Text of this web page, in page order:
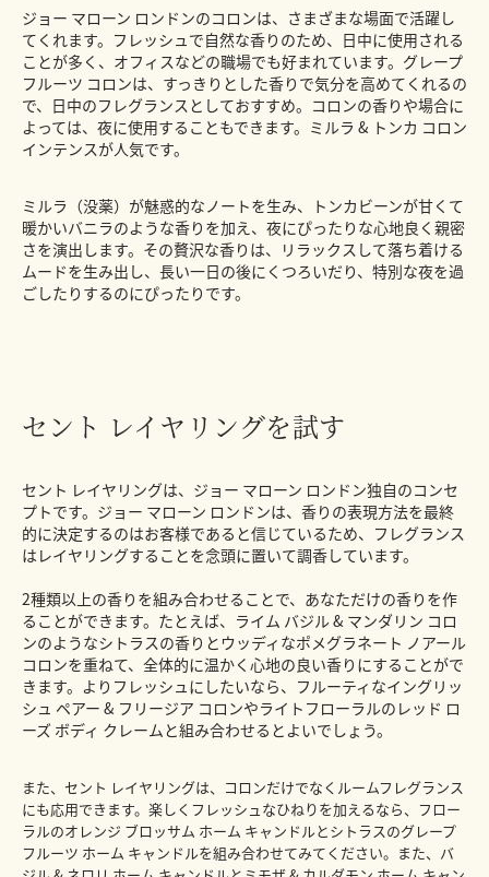
ジョー マローン ロンドンのコロンは、さまざまな場面で活躍し
てくれます。フレッシュで自然な香りのため、日中に使用される
ことが多く、オフィスなどの職場でも好まれています。グレープ
フルーツ コロンは、すっきりとした香りで気分を高めてくれるの
で、日中のフレグランスとしておすすめ。コロンの香りや場合に
よっては、夜に使用することもできます。ミルラ & トンカ コロン
インテンスが人気です。
ミルラ（没薬）が魅惑的なノートを生み、トンカビーンが甘くて
暖かいバニラのような香りを加え、夜にぴったりな心地良く親密
さを演出します。その贅沢な香りは、リラックスして落ち着ける
ムードを生み出し、長い一日の後にくつろいだり、特別な夜を過
ごしたりするのにぴったりです。
セント レイヤリングを試す
セント レイヤリングは、ジョー マローン ロンドン独自のコンセ
プトです。ジョー マローン ロンドンは、香りの表現方法を最終
的に決定するのはお客様であると信じているため、フレグランス
はレイヤリングすることを念頭に置いて調香しています。
2種類以上の香りを組み合わせることで、あなただけの香りを作
ることができます。たとえば、ライム バジル & マンダリン コロ
ンのようなシトラスの香りとウッディなポメグラネート ノアール
コロンを重ねて、全体的に温かく心地の良い香りにすることがで
きます。よりフレッシュにしたいなら、フルーティなイングリッ
シュ ペアー & フリージア コロンやライトフローラルのレッド ロ
ーズ ボディ クレームと組み合わせるとよいでしょう。
また、セント レイヤリングは、コロンだけでなくルームフレグランス
にも応用できます。楽しくフレッシュなひねりを加えるなら、フロー
ラルのオレンジ ブロッサム ホーム キャンドルとシトラスのグレープ
フルーツ ホーム キャンドルを組み合わせてみてください。また、バ